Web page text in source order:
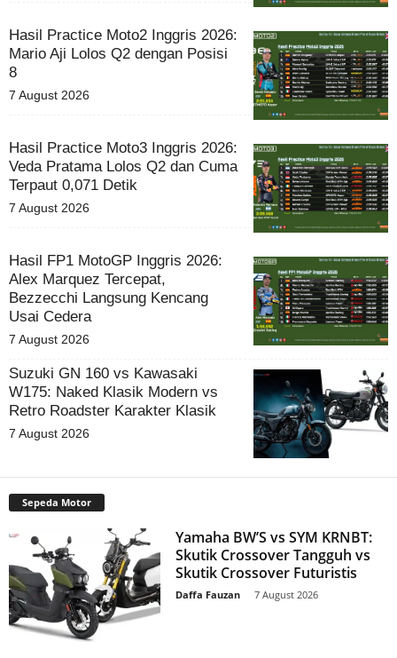
Hasil Practice Moto2 Inggris 2026:
Mario Aji Lolos Q2 dengan Posisi
8
7 August 2026
Hasil Practice Moto3 Inggris 2026:
Veda Pratama Lolos Q2 dan Cuma
Terpaut 0,071 Detik
7 August 2026
Hasil FP1 MotoGP Inggris 2026:
Alex Marquez Tercepat,
Bezzecchi Langsung Kencang
Usai Cedera
7 August 2026
Suzuki GN 160 vs Kawasaki
W175: Naked Klasik Modern vs
Retro Roadster Karakter Klasik
7 August 2026
Sepeda Motor
Yamaha BW’S vs SYM KRNBT:
Skutik Crossover Tangguh vs
Skutik Crossover Futuristis
Daffa Fauzan 7 August 2026